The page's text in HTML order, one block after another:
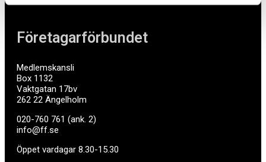
Företagarförbundet
Medlemskansli
Box 1132
Vaktgatan 17bv
262 22 Ängelholm
020-760 761 (ank. 2)
info@ff.se
Öppet vardagar 8.30-15.30